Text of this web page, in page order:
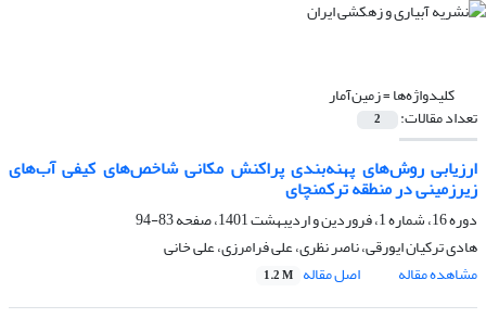
کلیدواژه‌ها =زمین‌آمار
تعداد مقالات: 2
ارزیابی روش‌های پهنه‌بندی پراکنش مکانی شاخص‌های کیفی آب‌های
زیرزمینی در منطقه ترکمنچای
دوره 16، شماره 1، فروردین و اردیبهشت 1401، صفحه
83-94
هادی ترکیان ایورقی، ناصر نظری، علی فرامرزی، علی خانی
مشاهده مقاله
اصل مقاله 1.2 M